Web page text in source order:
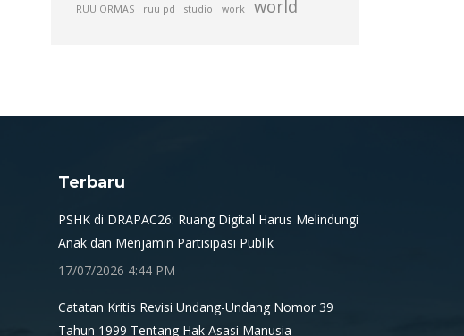
RUU ORMAS ruu pd studio work world
Terbaru
PSHK di DRAPAC26: Ruang Digital Harus Melindungi
Anak dan Menjamin Partisipasi Publik
17/07/2026 4:44 PM
Catatan Kritis Revisi Undang-Undang Nomor 39
Tahun 1999 Tentang Hak Asasi Manusia